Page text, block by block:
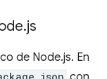
.js
de Node.js. En